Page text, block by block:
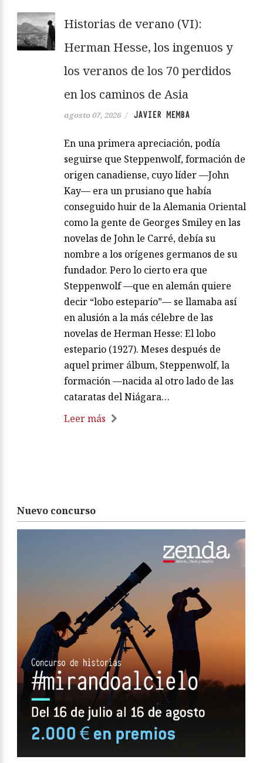
Historias de verano (VI):
Herman Hesse, los ingenuos y
los veranos de los 70 perdidos
en los caminos de Asia
agosto 07, 2026 / JAVIER MEMBA
En una primera apreciación, podía
seguirse que Steppenwolf, formación de
origen canadiense, cuyo líder —John
Kay— era un prusiano que había
conseguido huir de la Alemania Oriental
como la gente de Georges Smiley en las
novelas de John le Carré, debía su
nombre a los orígenes germanos de su
fundador. Pero lo cierto era que
Steppenwolf —que en alemán quiere
decir “lobo estepario”— se llamaba así
en alusión a la más célebre de las
novelas de Herman Hesse: El lobo
estepario (1927). Meses después de
aquel primer álbum, Steppenwolf, la
formación —nacida al otro lado de las
cataratas del Niágara…
Leer más
Nuevo concurso